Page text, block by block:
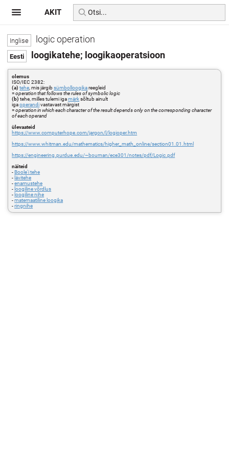
logic operation
loogikatehe; loogikaoperatsioon
olemus
ISO/IEC 2382:
(a) tehe , mis järgibsümbolloogikareegleid
=operation that follows the rules of symbolic logic
(b) tehe, milles tulemi igamärksõltub ainult
igaoperandivastavast märgist
=operation in which each character of the result depends only on the corresponding character
of each operand
ülevaateid
https://www.computerhope.com/jargon/l/logioper.htm
https://www.whitman.edu/mathematics/higher_math_online/section01.01.html
https://engineering.purdue.edu/~bouman/ece301/notes/pdf/Logic.pdf
näiteid
-Boole'i tehe
- lävitehe
-enamustehe
- loogiline võrdlus
- loogiline nihe
-matemaatiline loogika
-ringnihe
AKIT